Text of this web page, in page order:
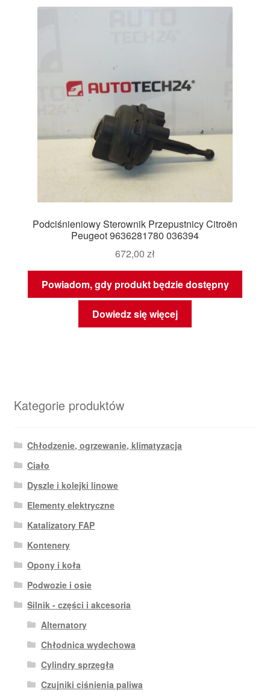
Podciśnieniowy Sterownik Przepustnicy Citroën
Peugeot 9636281780 036394
672,00 zł
Powiadom, gdy produkt będzie dostępny
Dowiedz się więcej
Kategorie produktów
Chłodzenie, ogrzewanie, klimatyzacja
Ciało
Dyszle i kolejki linowe
Elementy elektryczne
Katalizatory FAP
Kontenery
Opony i koła
Podwozie i osie
Silnik - części i akcesoria
Alternatory
Chłodnica wydechowa
Cylindry sprzęgła
Czujniki ciśnienia paliwa